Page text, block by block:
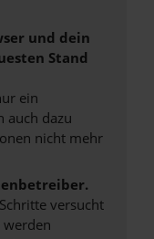
und dein
Stand
ein
auch dazu
nicht mehr
versucht